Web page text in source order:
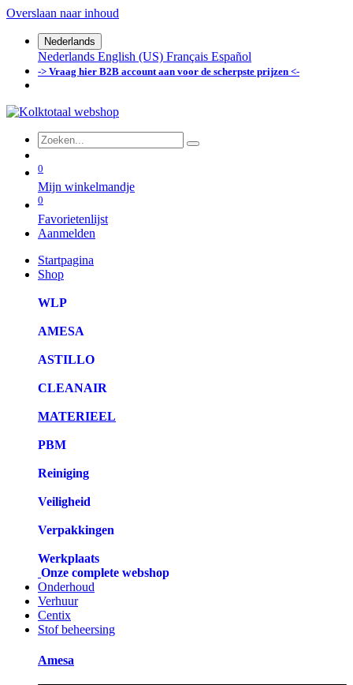
Overslaan naar inhoud
Nederlands
Nederlands English (US) Français Español
-> Vraag hier B2B account aan voor de scherpste prijzen <-
0
Mijn winkelmandje
0
Favorietenlijst
Aanmelden
Startpagina
Shop
WLP
AMESA
ASTILLO
CLEANAIR
MATERIEEL
PBM
Reiniging
Veiligheid
Verpakkingen
Werkplaats
Onze complete webshop
Onderhoud
Verhuur
Centix
Stof beheersing
Amesa